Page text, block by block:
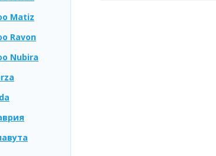
Matiz
Ravon
Nubira